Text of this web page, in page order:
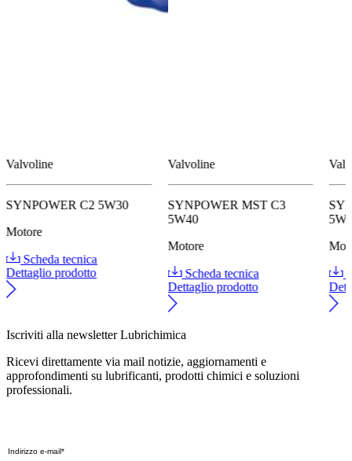
Valvoline
SYNPOWER C2 5W30
Motore
Scheda tecnica
Dettaglio prodotto
Valvoline
SYNPOWER MST C3
5W40
Motore
Scheda tecnica
Dettaglio prodotto
Iscriviti alla newsletter Lubrichimica
Ricevi direttamente via mail notizie, aggiornamenti e
approfondimenti su lubrificanti, prodotti chimici e soluzioni
professionali.